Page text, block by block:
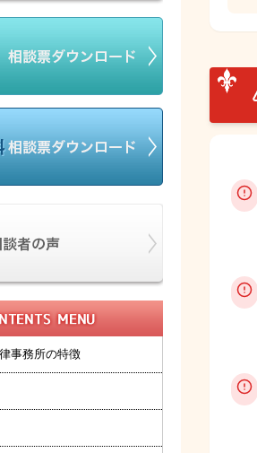
事務所の特徴